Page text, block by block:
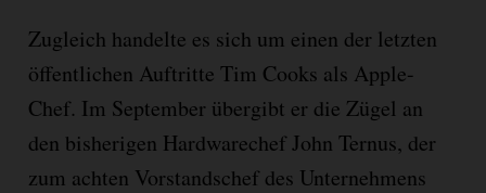
Zugleich handelte es sich um einen der letzten
öffentlichen Auftritte Tim Cooks als Apple-
Chef. Im September übergibt er die Zügel an
den bisherigen Hardwarechef John Ternus, der
zum achten Vorstandschef des Unternehmens